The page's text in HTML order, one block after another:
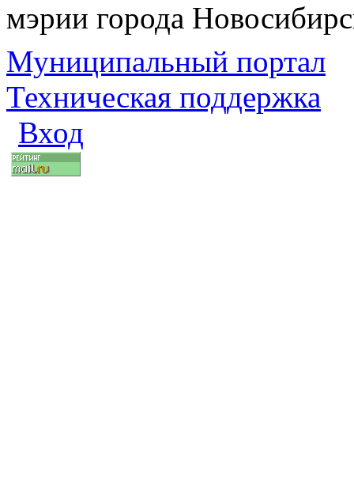
мэрии города
Муниципальный портал
Техническая поддержка
Вход